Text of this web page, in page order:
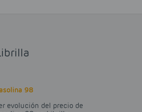
98
evolución del precio de